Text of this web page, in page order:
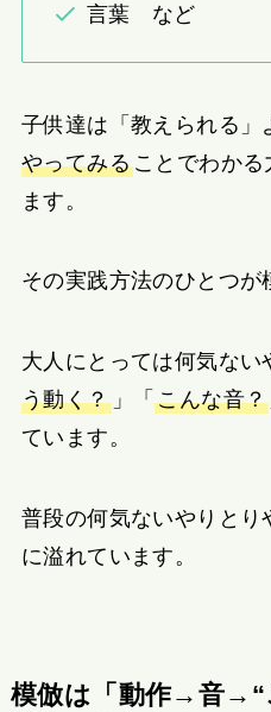
言葉 など
子供達は「教えられる」
やってみることでわかる
ます。
その実践方法のひとつが
大人にとっては何気な
う動く？」「こんな音？
ています。
普段の何気ないやりとり
に溢れています。
模倣は「動作→音→“